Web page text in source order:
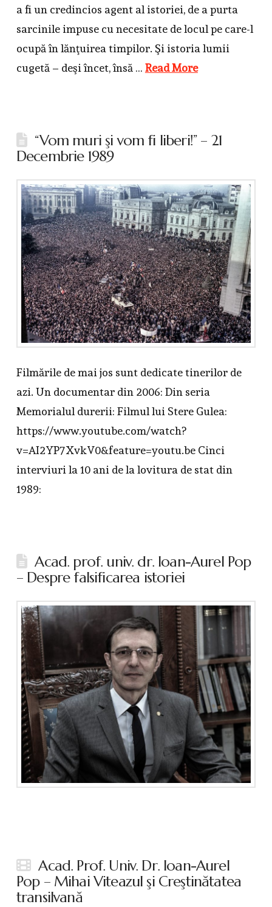
a fi un credincios agent al istoriei, de a purta
sarcinile impuse cu necesitate de locul pe care-l
ocupă în lănţuirea timpilor. Şi istoria lumii
cugetă – deşi încet, însă … Read More
“Vom muri şi vom fi liberi!” – 21
Decembrie 1989
Filmările de mai jos sunt dedicate tinerilor de
azi. Un documentar din 2006: Din seria
Memorialul durerii: Filmul lui Stere Gulea:
https://www.youtube.com/watch?
v=AI2YP7XvkV0&feature=youtu.be Cinci
interviuri la 10 ani de la lovitura de stat din
1989:
Acad. prof. univ. dr. Ioan-Aurel Pop
– Despre falsificarea istoriei
Acad. Prof. Univ. Dr. Ioan-Aurel
Pop – Mihai Viteazul şi Creştinătatea
transilvană